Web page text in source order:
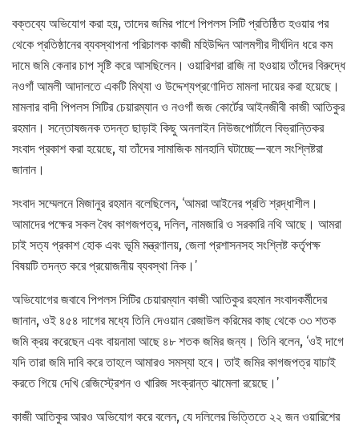
বক্তব্যে অভিযোগ করা হয়, তাদের জমির পাশে পিপলস সিটি প্রতিষ্ঠিত হওয়ার পর
থেকে প্রতিষ্ঠানের ব্যবস্থাপনা পরিচালক কাজী মহিউদ্দিন আলমগীর দীর্ঘদিন ধরে কম
দামে জমি কেনার চাপ সৃষ্টি করে আসছিলেন। ওয়ারিশরা রাজি না হওয়ায় তাঁদের বিরুদ্ধে
নওগাঁ আমলী আদালতে একটি মিথ্যা ও উদ্দেশ্যপ্রণোদিত মামলা দায়ের করা হয়েছে।
মামলার বাদী পিপলস সিটির চেয়ারম্যান ও নওগাঁ জজ কোর্টের আইনজীবী কাজী আতিকুর
রহমান। সন্তোষজনক তদন্ত ছাড়াই কিছু অনলাইন নিউজপোর্টালে বিভ্রান্তিকর
সংবাদ প্রকাশ করা হয়েছে, যা তাঁদের সামাজিক মানহানি ঘটাচ্ছে—বলে সংশ্লিষ্টরা
জানান।
সংবাদ সম্মেলনে মিজানুর রহমান বলেছিলেন, ‘আমরা আইনের প্রতি শ্রদ্ধাশীল।
আমাদের পক্ষের সকল বৈধ কাগজপত্র, দলিল, নামজারি ও সরকারি নথি আছে। আমরা
চাই সত্য প্রকাশ হোক এবং ভূমি মন্ত্রণালয়, জেলা প্রশাসনসহ সংশ্লিষ্ট কর্তৃপক্ষ
বিষয়টি তদন্ত করে প্রয়োজনীয় ব্যবস্থা নিক।’
অভিযোগের জবাবে পিপলস সিটির চেয়ারম্যান কাজী আতিকুর রহমান সংবাদকর্মীদের
জানান, ওই ৪৫৪ দাগের মধ্যে তিনি দেওয়ান রেজাউল করিমের কাছ থেকে ৩৩ শতক
জমি ক্রয় করেছেন এবং বায়নামা আছে ৪৮ শতক জমির জন্য। তিনি বলেন, ‘ওই দাগে
যদি তারা জমি দাবি করে তাহলে আমারও সমস্যা হবে। তাই জমির কাগজপত্র যাচাই
করতে গিয়ে দেখি রেজিস্ট্রেশন ও খারিজ সংক্রান্ত ঝামেলা রয়েছে।’
কাজী আতিকুর আরও অভিযোগ করে বলেন, যে দলিলের ভিত্তিতে ২২ জন ওয়ারিশের